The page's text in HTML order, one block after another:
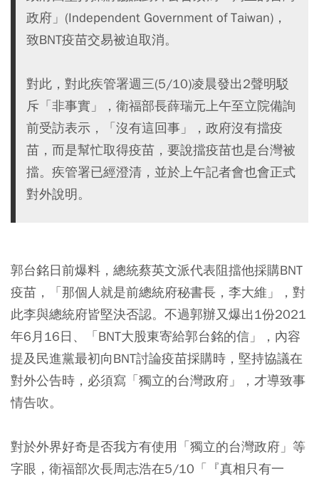
政府」(Independent Government of Taiwan)，
致BNT疫苗交易被迫取消。
對此，對此疾管署週三(5/10)凌晨發出2聲明駁
斥「非事實」，衛福部長薛瑞元上午至立院備詢
前受訪表示，「沒有這回事」，政府沒有擋疫
苗，而是幫忙取得疫苗，要說擋疫苗也是台灣被
擋。疾管署已經澄清，並於上午記者會也會正式
對外說明。
郭台銘日前爆料，總統蔡英文派代表阻擋他採購BNT
疫苗，「那個人就是前總統府秘書長，李大維」，對
此李與總統府皆堅決否認。不過郭辦又爆出1份2021
年6月16日、「BNT大股東寄給郭台銘的信」，內容
提及民進黨最初向BNT討論疫苗採購時，堅持協議在
對外公告時，必須寫「獨立的台灣政府」，才導致事
情告吹。
對於外界好奇是否我方有使用「獨立的台灣政府」等
字眼，衛福部次長周志浩在5/10「『真相只有一